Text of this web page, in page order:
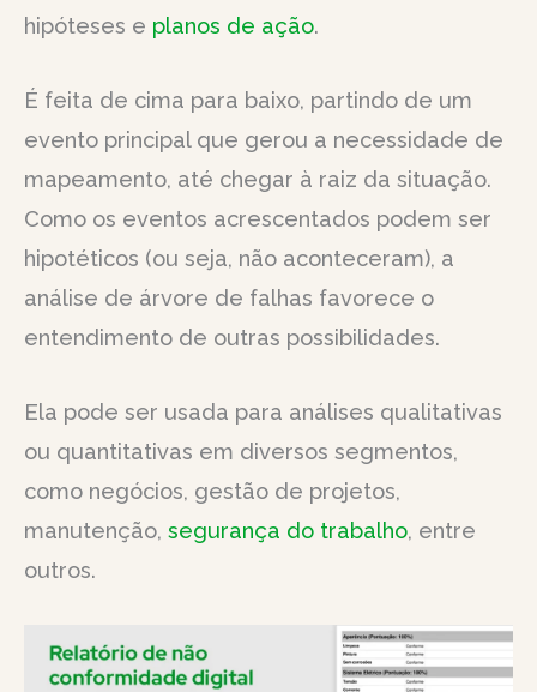
hipóteses e planos de ação.
É feita de cima para baixo, partindo de um
evento principal que gerou a necessidade de
mapeamento, até chegar à raiz da situação.
Como os eventos acrescentados podem ser
hipotéticos (ou seja, não aconteceram), a
análise de árvore de falhas favorece o
entendimento de outras possibilidades.
Ela pode ser usada para análises qualitativas
ou quantitativas em diversos segmentos,
como negócios, gestão de projetos,
manutenção, segurança do trabalho, entre
outros.